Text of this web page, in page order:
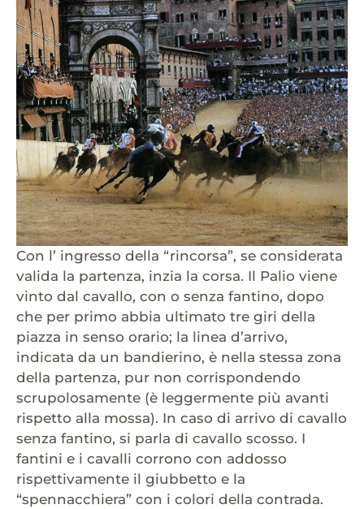
Con l’ ingresso della “rincorsa”, se considerata
valida la partenza, inzia la corsa. Il Palio viene
vinto dal cavallo, con o senza fantino, dopo
che per primo abbia ultimato tre giri della
piazza in senso orario; la linea d’arrivo,
indicata da un bandierino, è nella stessa zona
della partenza, pur non corrispondendo
scrupolosamente (è leggermente più avanti
rispetto alla mossa). In caso di arrivo di cavallo
senza fantino, si parla di cavallo scosso. I
fantini e i cavalli corrono con addosso
rispettivamente il giubbetto e la
“spennacchiera” con i colori della contrada.